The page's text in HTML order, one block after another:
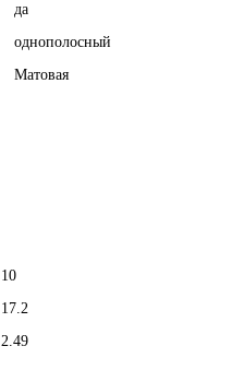
да
однополосный
Матовая
10
17.2
2.49